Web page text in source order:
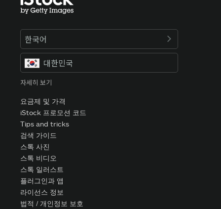
한국어
대한민국
자세히 보기
요금제 및 가격
iStock 프로모션 코드
Tips and tricks
검색 가이드
스톡 사진
스톡 비디오
스톡 일러스트
플러그인과 앱
라이선스 정보
법적 / 개인정보 보호